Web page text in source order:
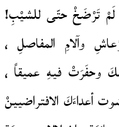
لَمْ تَرْضَخْ حتّى للشيْبِ!
وآلامِ المفاصلِ ،
وحفَرَتْ فيهِ عميقاً ،
أعداءَكَ الافتراضيينْ